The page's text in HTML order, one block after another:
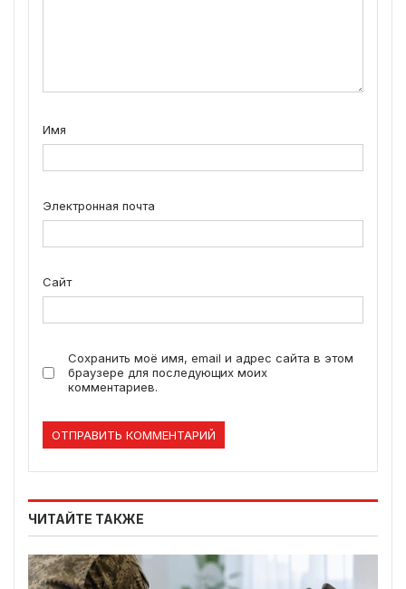
Имя
Электронная почта
Сайт
Сохранить моё имя, email и адрес сайта в этом
браузере для последующих моих
комментариев.
ЧИТАЙТЕ ТАКЖЕ